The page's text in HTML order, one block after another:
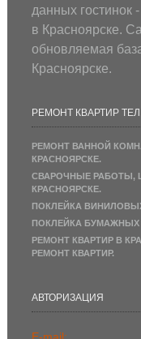
данных гостинок
в Красноярске.
обновляемая
Красноярске.
РЕМОНТ КВАРТИР
РЕМОНТ ВАННОЙ
КРАСНОЯРСКЕ.
СВАРОЧНЫЕ РАБОТЫ,
КРАСНОЯРСКЕ.
ПОКЛЕЙКА
ПОКЛЕЙКА БУМАЖНЫХ
РЕМОНТ КВАРТИР В
РЕМОНТ КВАРТИР.
АВТОРИЗАЦИЯ